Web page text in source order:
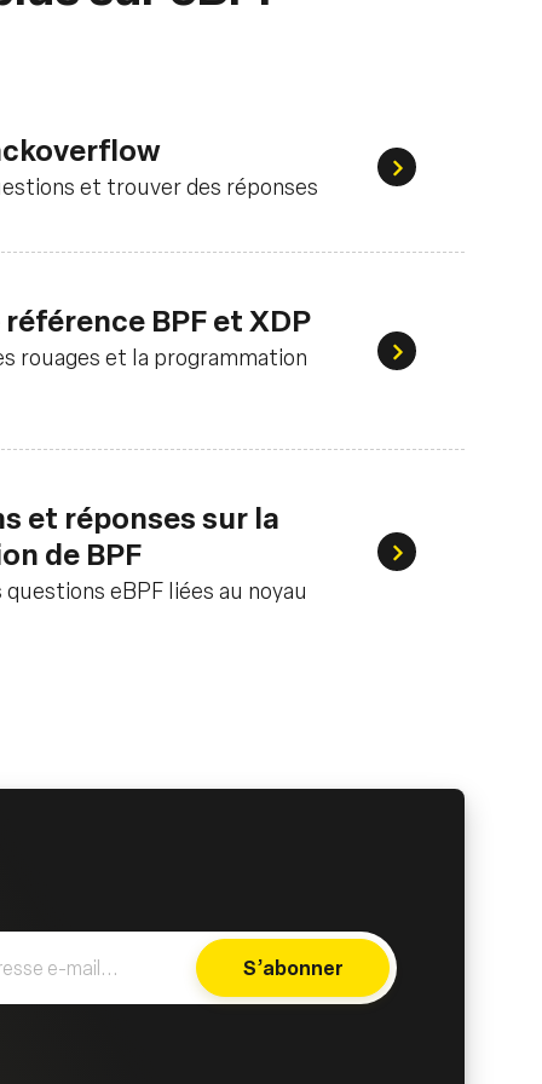
et trouver des réponses Poser des
BPF et XDP
rouages et la programmation
Apprendre les
et réponses sur la
de BPF
questions eBPF liées au noyau
FAQ pour les
Subscribe
S’abonner